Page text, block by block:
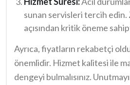
sunan servisleri tercih edin.
açısından kritik öneme
Ayrıca, fiyatların rekabetçi
önemlidir. Hizmet kalitesi ile
dengeyi bulmalısınız.